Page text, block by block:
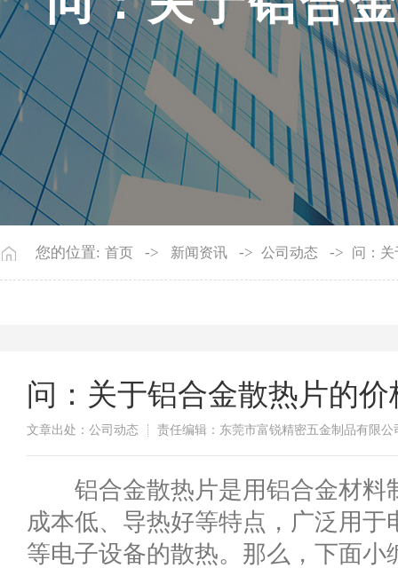
您的位置: 首页 -> 新闻资讯 -> 公司动态 -> 问：
问：关于铝合金散热片的
文章出处：公司动态 责任编辑：东莞市富锐精密五金制品有限公
铝合金散热片是‌用铝合金材料
成本低、导热好等特点，广泛用
等电子设备的散热。那么，下面小